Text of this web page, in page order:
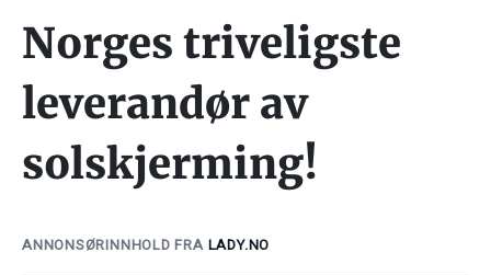
Norges triveligste
leverandør av
solskjerming!
ANNONSØRINNHOLD FRA LADY.NO